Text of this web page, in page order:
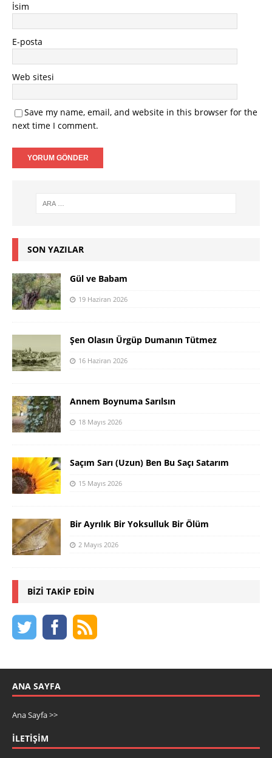
İsim
E-posta
Web sitesi
Save my name, email, and website in this browser for the
next time I comment.
SON YAZILAR
Gül ve Babam
19 Haziran 2026
Şen Olasın Ürgüp Dumanın Tütmez
16 Haziran 2026
Annem Boynuma Sarılsın
18 Mayıs 2026
Saçım Sarı (Uzun) Ben Bu Saçı Satarım
15 Mayıs 2026
Bir Ayrılık Bir Yoksulluk Bir Ölüm
2 Mayıs 2026
BIZI TAKIP EDIN
ANA SAYFA
Ana Sayfa >>
İLETIŞIM